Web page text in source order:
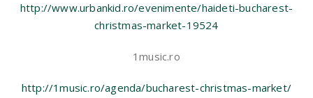
http://www.urbankid.ro/evenimente/haideti-bucharest-
christmas-market-19524
1music.ro
http://1music.ro/agenda/bucharest-christmas-market/